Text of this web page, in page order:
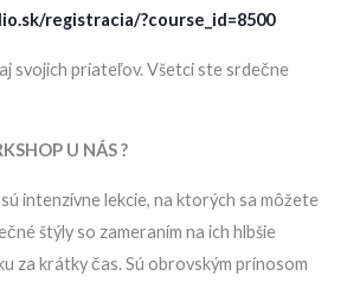
registracia/?course_id=8500
svojich priateľov. Všetci ste srdečne
U NÁS ?
intenzívne lekcie, na ktorých sa môžete
štýly so zameraním na ich hlbšie
za krátky čas. Sú obrovským prínosom